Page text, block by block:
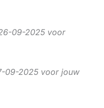
09-2025 voor
09-2025 voor jouw